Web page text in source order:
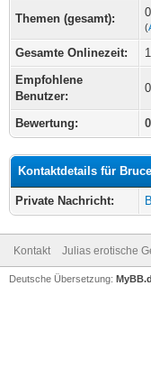
Themen (gesamt):
(
Gesamte Onlinezeit:
Empfohlene
Benutzer:
0
Bewertung: 0
Kontaktdetails für
Private Nachricht:
Kontakt Julias erotische
Deutsche Übersetzung: